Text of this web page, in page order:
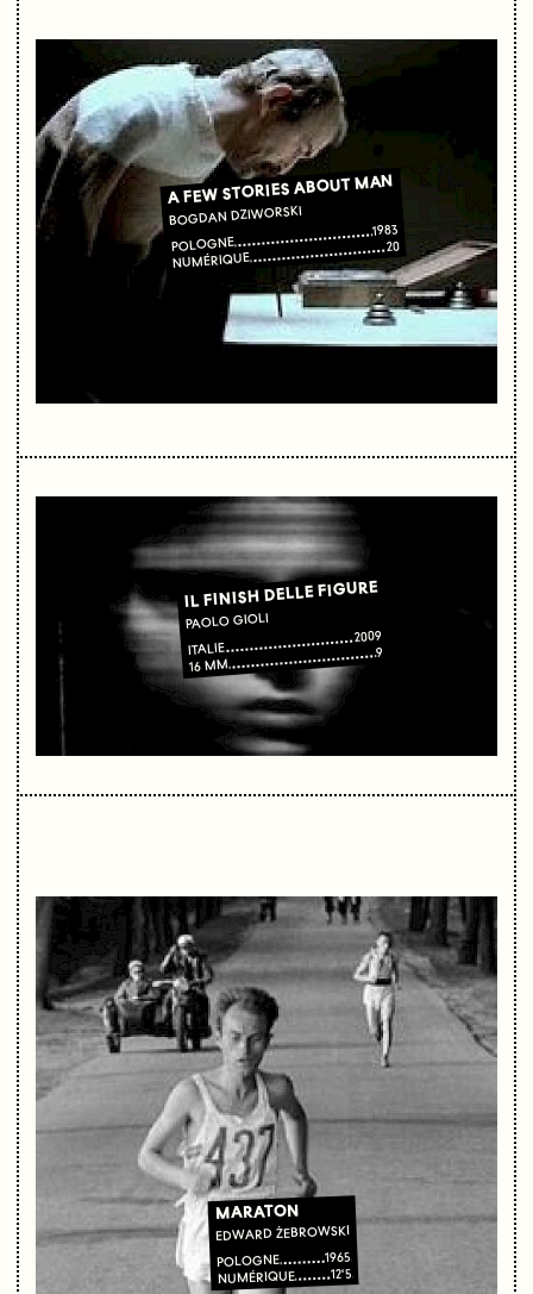
A FEW STORIES ABOUT MAN
BOGDAN DZIWORSKI
POLOGNE
1983
NUMÉRIQUE
20
IL FINISH DELLE FIGURE
PAOLO GIOLI
ITALIE
2009
16 MM
9
MARATON
EDWARD ŻEBROWSKI
POLOGNE 1965
NUMÉRIQUE 12'5